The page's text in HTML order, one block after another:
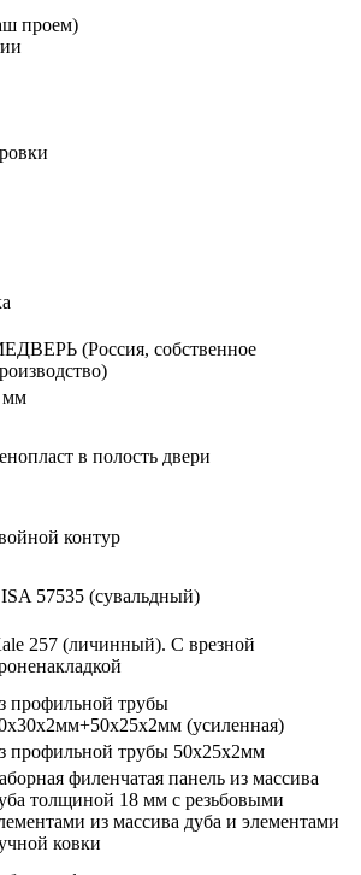
проем)
(Россия, собственное
мм
в полость двери
контур
57535 (сувальдный)
257 (личинный). С врезной
профильной трубы
(усиленная)
профильной трубы 50х25х2мм
филенчатая панель из массива
толщиной 18 мм с резьбовыми
из массива дуба и элементами
ковки